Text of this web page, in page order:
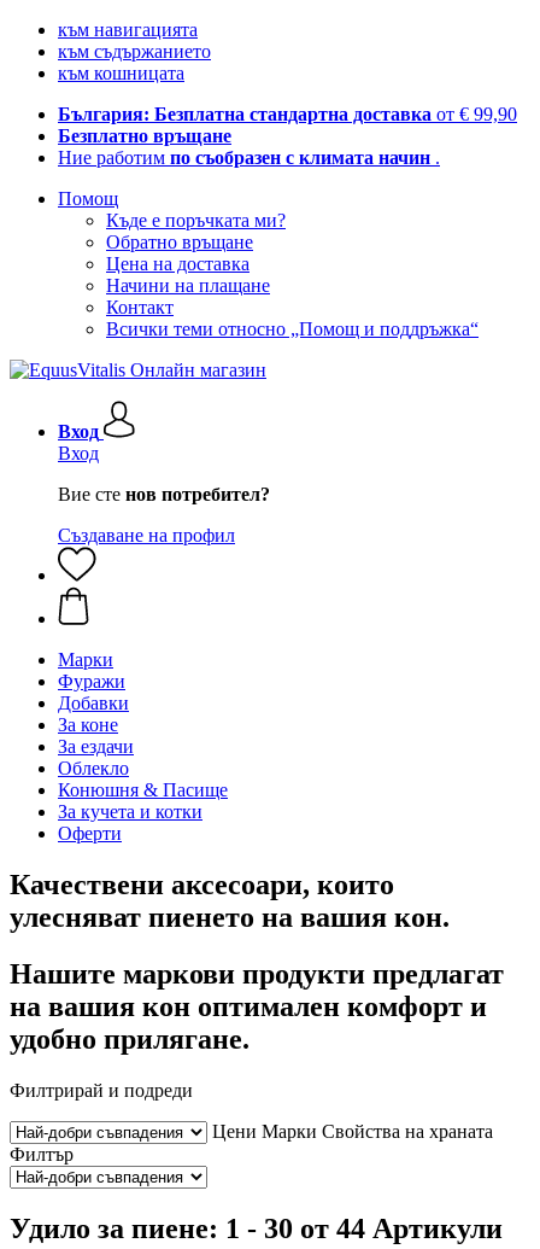
към навигацията
към съдържанието
към кошницата
България: Безплатна стандартна доставка от € 99,90
Безплатно връщане
Ние работим по съобразен с климата начин .
Помощ
Къде е поръчката ми?
Обратно връщане
Цена на доставка
Начини на плащане
Контакт
Всички теми относно „Помощ и поддръжка“
Вход
Вход
Вие сте нов потребител?
Създаване на профил
Марки
Фуражи
Добавки
За коне
За ездачи
Облекло
Конюшня & Пасище
За кучета и котки
Оферти
Качествени аксесоари, които
улесняват пиенето на вашия кон.
Нашите маркови продукти предлагат
на вашия кон оптимален комфорт и
удобно прилягане.
Филтрирай и подреди
Цени Марки Свойства на храната
Филтър
Удило за пиене: 1 - 30 от 44 Артикули